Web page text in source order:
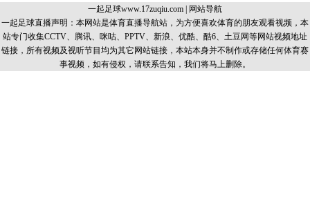
一起足球www.17zuqiu.com | 网站导航
一起足球直播声明：本网站是体育直播导航站，为方便喜欢体育的朋友观看视频，本
站专门收集CCTV、腾讯、咪咕、PPTV、新浪、优酷、酷6、土豆网等网站视频地址
链接，所有视频及视听节目均为其它网站链接，本站本身并不制作或存储任何体育赛
事视频，如有侵权，请联系告知，我们将马上删除。